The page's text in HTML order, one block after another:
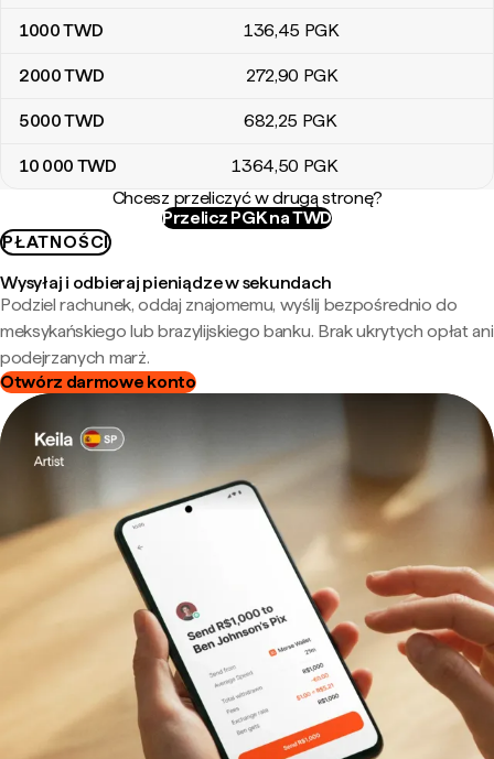
1000TWD 136,45 PGK
2000TWD 272,90 PGK
5000TWD 682,25 PGK
10 000 TWD 1364,50 PGK
Chcesz przeliczyć w drugą stronę?
Przelicz PGK na TWD
PŁATNOŚCI
Wysyłaj i odbieraj pieniądze w sekundach
Podziel rachunek, oddaj znajomemu, wyślij bezpośrednio do
meksykańskiego lub brazylijskiego banku. Brak ukrytych opłat ani
podejrzanych marż.
Otwórz darmowe konto